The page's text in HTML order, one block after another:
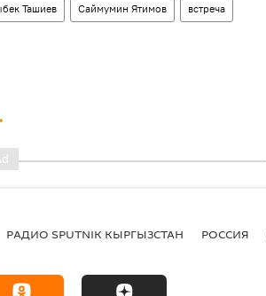
Ташиев Саймумин Ятимов встреча
РАДИО SPUTNIK КЫРГЫЗСТАН РОССИЯ